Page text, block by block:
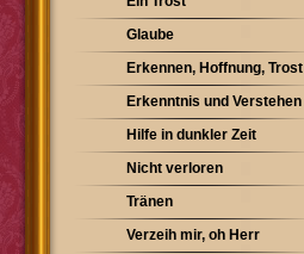
Glaube
Erkennen, Hoffnung, Trost
Erkenntnis und Verstehen
Hilfe in dunkler Zeit
Nicht verloren
Tränen
Verzeih mir, oh Herr